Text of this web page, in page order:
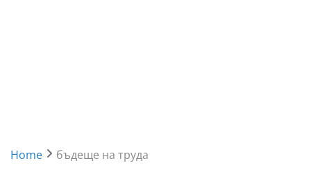
Home бъдеще на труда